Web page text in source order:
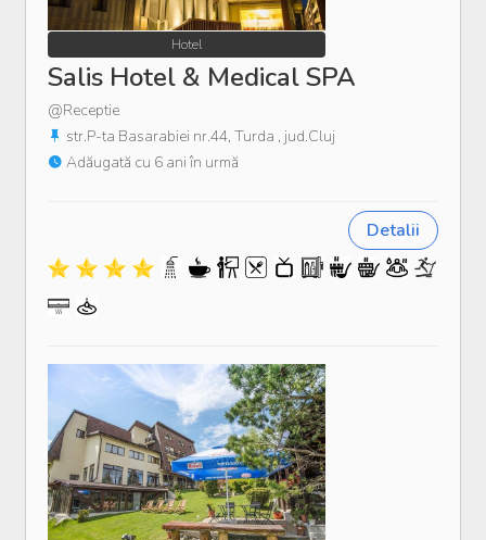
Hotel
Salis Hotel & Medical SPA
@Receptie
str.P-ta Basarabiei nr.44, Turda , jud.Cluj
Adăugată cu 6 ani în urmă
Detalii